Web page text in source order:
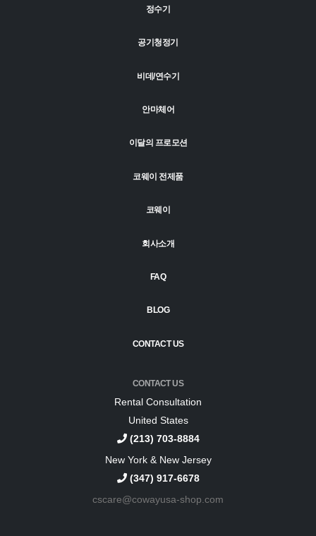
정수기
공기청정기
비데/연수기
안마체어
이달의 프로모션
코웨이 전제품
코웨이
회사소개
FAQ
BLOG
CONTACT US
CONTACT US
Rental Consultation
United States
(213) 703-8884
New York & New Jersey
(347) 917-6678
cscare@cowayusa-shop.com